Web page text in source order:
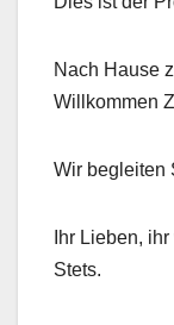
Nach Hause
Willkommen
Wir begleiten
Ihr Lieben,
Stets.